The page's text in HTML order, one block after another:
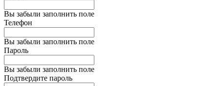
Вы забыли заполнить поле
Телефон
Вы забыли заполнить поле
Пароль
Вы забыли заполнить поле
Подтвердите пароль